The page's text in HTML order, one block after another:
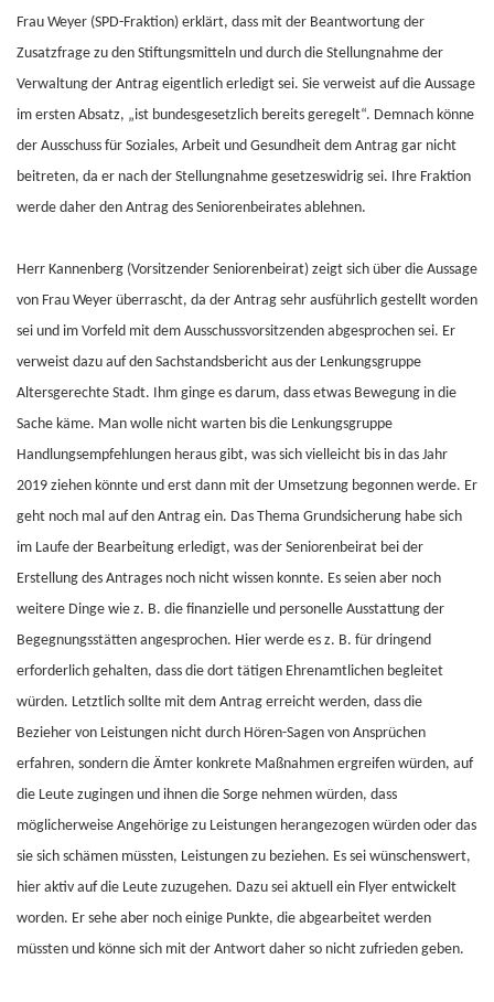
Frau Weyer (SPD-Fraktion) erklärt, dass mit der Beantwortung der
Zusatzfrage zu den Stiftungsmitteln und durch die Stellungnahme der
Verwaltung der Antrag eigentlich erledigt sei. Sie verweist auf die Aussage
im ersten Absatz, „ist bundesgesetzlich bereits geregelt“. Demnach könne
der Ausschuss für Soziales, Arbeit und Gesundheit dem Antrag gar nicht
beitreten, da er nach der Stellungnahme gesetzeswidrig sei. Ihre Fraktion
werde daher den Antrag des Seniorenbeirates ablehnen.
Herr Kannenberg (Vorsitzender Seniorenbeirat) zeigt sich über die Aussage
von Frau Weyer überrascht, da der Antrag sehr ausführlich gestellt worden
sei und im Vorfeld mit dem Ausschussvorsitzenden abgesprochen sei. Er
verweist dazu auf den Sachstandsbericht aus der Lenkungsgruppe
Altersgerechte Stadt. Ihm ginge es darum, dass etwas Bewegung in die
Sache käme. Man wolle nicht warten bis die Lenkungsgruppe
Handlungsempfehlungen heraus gibt, was sich vielleicht bis in das Jahr
2019 ziehen könnte und erst dann mit der Umsetzung begonnen werde. Er
geht noch mal auf den Antrag ein. Das Thema Grundsicherung habe sich
im Laufe der Bearbeitung erledigt, was der Seniorenbeirat bei der
Erstellung des Antrages noch nicht wissen konnte. Es seien aber noch
weitere Dinge wie z. B. die finanzielle und personelle Ausstattung der
Begegnungsstätten angesprochen. Hier werde es z. B. für dringend
erforderlich gehalten, dass die dort tätigen Ehrenamtlichen begleitet
würden. Letztlich sollte mit dem Antrag erreicht werden, dass die
Bezieher von Leistungen nicht durch Hören-Sagen von Ansprüchen
erfahren, sondern die Ämter konkrete Maßnahmen ergreifen würden, auf
die Leute zugingen und ihnen die Sorge nehmen würden, dass
möglicherweise Angehörige zu Leistungen herangezogen würden oder das
sie sich schämen müssten, Leistungen zu beziehen. Es sei wünschenswert,
hier aktiv auf die Leute zuzugehen. Dazu sei aktuell ein Flyer entwickelt
worden. Er sehe aber noch einige Punkte, die abgearbeitet werden
müssten und könne sich mit der Antwort daher so nicht zufrieden geben.